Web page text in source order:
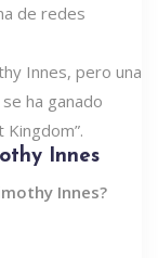
de redes
Innes, pero una
ha ganado
Innes
Innes?